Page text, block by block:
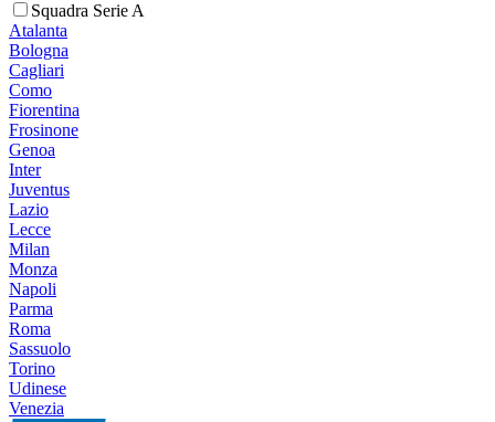
Squadra Serie A
Atalanta
Bologna
Cagliari
Como
Fiorentina
Frosinone
Genoa
Inter
Juventus
Lazio
Lecce
Milan
Monza
Napoli
Parma
Roma
Sassuolo
Torino
Udinese
Venezia